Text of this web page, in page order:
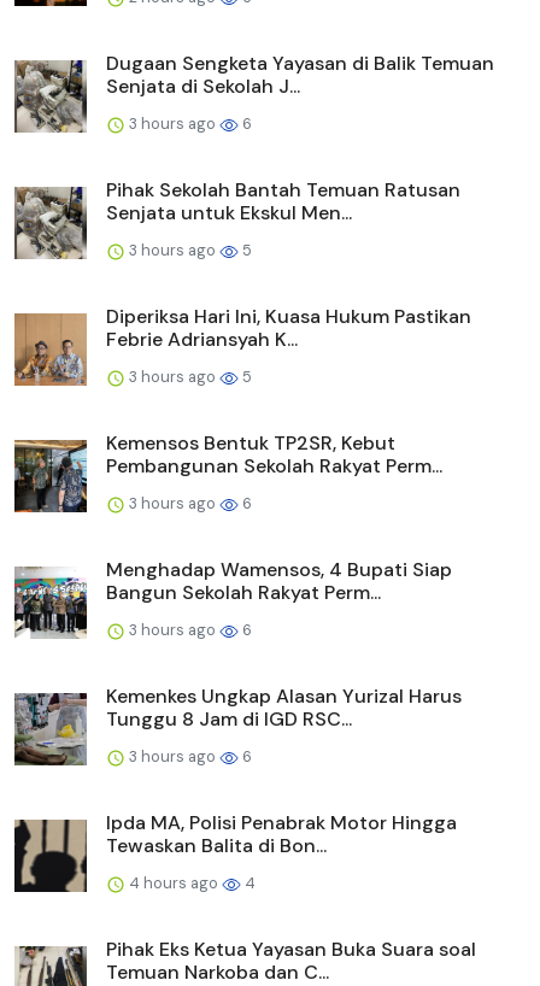
Dugaan Sengketa Yayasan di Balik Temuan
Senjata di Sekolah J...
3 hours ago 6
Pihak Sekolah Bantah Temuan Ratusan
Senjata untuk Ekskul Men...
3 hours ago 5
Diperiksa Hari Ini, Kuasa Hukum Pastikan
Febrie Adriansyah K...
3 hours ago 5
Kemensos Bentuk TP2SR, Kebut
Pembangunan Sekolah Rakyat Perm...
3 hours ago 6
Menghadap Wamensos, 4 Bupati Siap
Bangun Sekolah Rakyat Perm...
3 hours ago 6
Kemenkes Ungkap Alasan Yurizal Harus
Tunggu 8 Jam di IGD RSC...
3 hours ago 6
Ipda MA, Polisi Penabrak Motor Hingga
Tewaskan Balita di Bon...
4 hours ago 4
Pihak Eks Ketua Yayasan Buka Suara soal
Temuan Narkoba dan C...